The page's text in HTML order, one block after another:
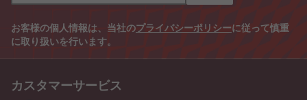
お客様の個人情報は、当社のプライバシーポリシーに従って慎重
に取り扱いを行います。
カスタマーサービス